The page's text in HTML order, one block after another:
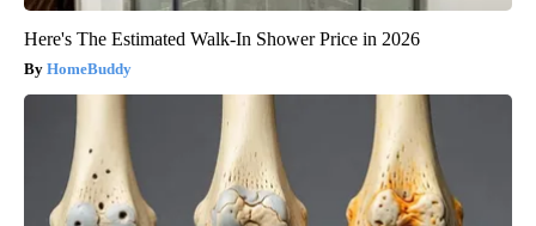
Here's The Estimated Walk-In Shower Price in 2026
HomeBuddy